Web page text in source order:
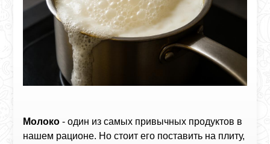
Молоко - один из самых привычных продуктов в
нашем рационе. Но стоит его поставить на плиту,